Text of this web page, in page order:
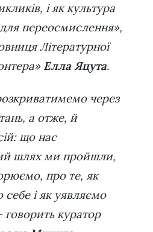
і як культура
переосмислення»,
Літературної
Елла Яцута.
через
а отже, й
що нас
шлях ми пройшли,
про те, як
і як уявляємо
куратор